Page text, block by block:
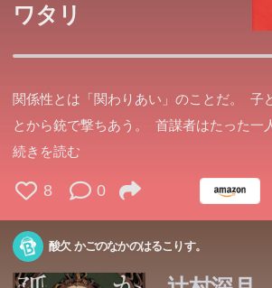
ワタリ
関係性とは「関わりあい」のことだ。 子
とから銃で撃ちあう。 首謀者はたった一
続きを読む
8 0
酸欠 かごのなかのはるこりす。